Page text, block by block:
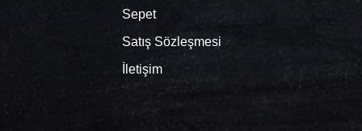
Sepet
Satış Sözleşmesi
İletişim